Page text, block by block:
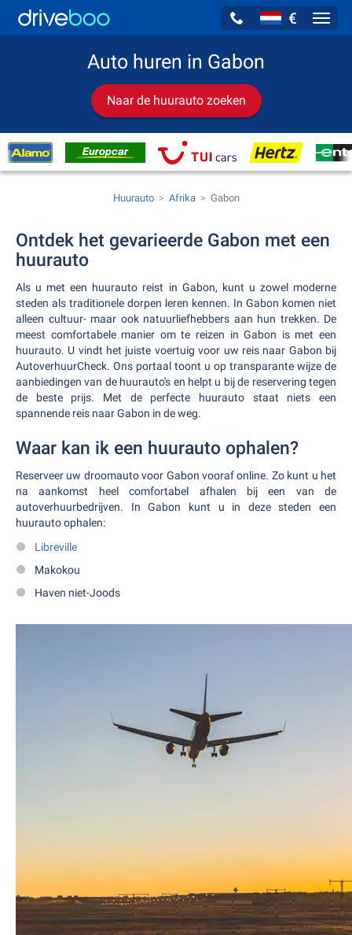
€
Auto huren in Gabon
Naar de huurauto zoeken
Huurauto Afrika Gabon
Ontdek het gevarieerde Gabon met een
huurauto
Als u met een huurauto reist in Gabon, kunt u zowel moderne
steden als traditionele dorpen leren kennen. In Gabon komen niet
alleen cultuur- maar ook natuurliefhebbers aan hun trekken. De
meest comfortabele manier om te reizen in Gabon is met een
huurauto. U vindt het juiste voertuig voor uw reis naar Gabon bij
AutoverhuurCheck. Ons portaal toont u op transparante wijze de
aanbiedingen van de huurauto's en helpt u bij de reservering tegen
de beste prijs. Met de perfecte huurauto staat niets een
spannende reis naar Gabon in de weg.
Waar kan ik een huurauto ophalen?
Reserveer uw droomauto voor Gabon vooraf online. Zo kunt u het
na aankomst heel comfortabel afhalen bij een van de
autoverhuurbedrijven. In Gabon kunt u in deze steden een
huurauto ophalen:
Libreville
Makokou
Haven niet-Joods